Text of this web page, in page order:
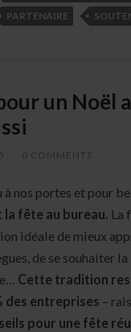
PARTENAIRE
un Noël
0 COMMENTS
à nos portes et pour
la fête au bureau. La
idéale de mieux
de se souhaiter la
Cette tradition
des entreprises –
pour une fête